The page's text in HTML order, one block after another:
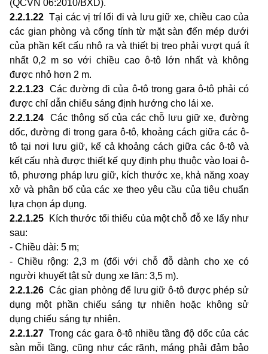
(QCVN 06:2010/BXD).
2.2.1.22 Tại các vị trí lối đi và lưu giữ xe, chiều cao của
các gian phòng và cổng tính từ mặt sàn đến mép dưới
của phần kết cấu nhô ra và thiết bị treo phải vượt quá ít
nhất 0,2 m so với chiều cao ô-tô lớn nhất và không
được nhỏ hơn 2 m.
2.2.1.23 Các đường đi của ô-tô trong gara ô-tô phải có
được chỉ dẫn chiếu sáng định hướng cho lái xe.
2.2.1.24 Các thông số của các chỗ lưu giữ xe, đường
dốc, đường đi trong gara ô-tô, khoảng cách giữa các ô-
tô tại nơi lưu giữ, kể cả khoảng cách giữa các ô-tô và
kết cấu nhà được thiết kế quy định phụ thuộc vào loại ô-
tô, phương pháp lưu giữ, kích thước xe, khả năng xoay
xở và phân bố của các xe theo yêu cầu của tiêu chuẩn
lựa chọn áp dụng.
2.2.1.25 Kích thước tối thiểu của một chỗ đỗ xe lấy như
sau:
- Chiều dài: 5 m;
- Chiều rộng: 2,3 m (đối với chỗ đỗ dành cho xe có
người khuyết tật sử dụng xe lăn: 3,5 m).
2.2.1.26 Các gian phòng để lưu giữ ô-tô được phép sử
dụng một phần chiếu sáng tự nhiên hoặc không sử
dụng chiếu sáng tự nhiên.
2.2.1.27 Trong các gara ô-tô nhiều tầng độ dốc của các
sàn mỗi tầng, cũng như các rãnh, máng phải đảm bảo